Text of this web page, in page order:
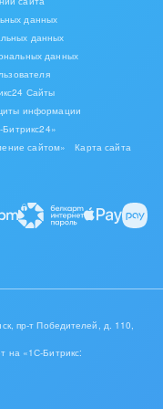
данных
данных
данных
Сайты
информации
сайтом»
Карта сайта
пр-т Победителей, д. 110,
на «1С-Битрикс: